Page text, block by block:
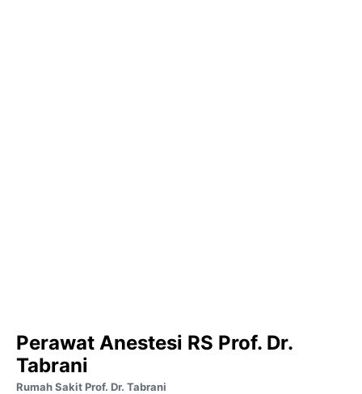
Perawat Anestesi RS Prof. Dr.
Tabrani
Rumah Sakit Prof. Dr. Tabrani